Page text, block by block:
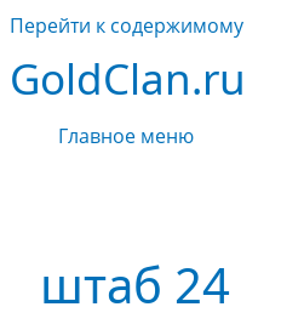
Перейти к содержимому
GoldClan.ru
Главное меню
штаб 24